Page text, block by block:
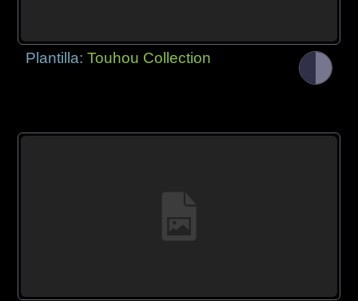
Plantilla:Touhou Collection